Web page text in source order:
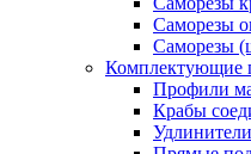
Саморезы
Саморезы
Комплектующие
Профили
Крабы